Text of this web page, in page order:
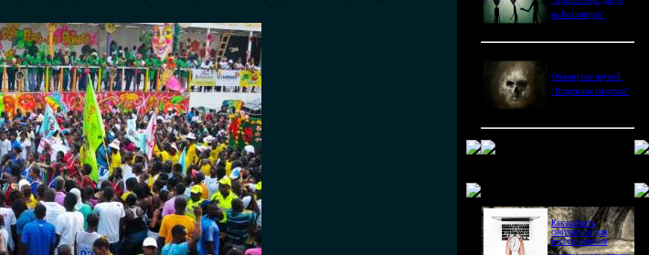
во Вселенную"
Обманутые наукой.
"Исцеление смертью"
Как выбрать
снотворное для
восстановления